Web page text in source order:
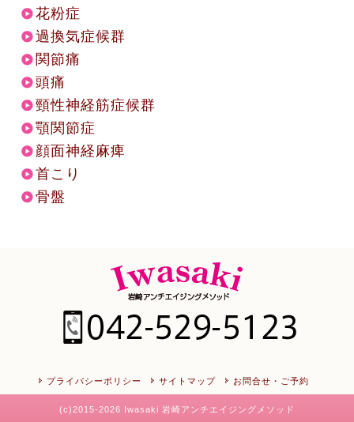
花粉症
過換気症候群
関節痛
頭痛
頸性神経筋症候群
顎関節症
顔面神経麻痺
首こり
骨盤
プライバシーポリシー サイトマップ お問合せ・ご予約
(c)2015-2026 Iwasaki 岩崎アンチエイジングメソッド